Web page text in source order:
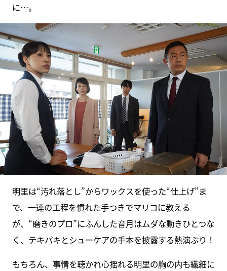
に…。
明里は“汚れ落とし”からワックスを使った“仕上げ”ま
で、一連の工程を慣れた手つきでマリコに教える
が、“磨きのプロ”にふんした音月はムダな動きひとつな
く、テキパキとシューケアの手本を披露する熱演ぶり！
もちろん、事情を聴かれ心揺れる明里の胸の内も繊細に